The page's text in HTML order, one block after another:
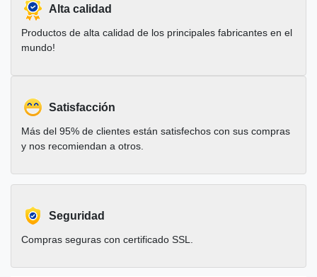
Alta calidad
Productos de alta calidad de los principales fabricantes en el
mundo!
Satisfacción
Más del 95% de clientes están satisfechos con sus compras
y nos recomiendan a otros.
Seguridad
Compras seguras con certificado SSL.